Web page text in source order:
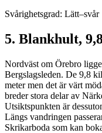
Svårighetsgrad: Lätt–svår
5. Blankhult,
Nordväst om Örebro
Bergslagsleden. De 9,8
meter men det är värt
breder stora delar av
Utsiktspunkten är
Längs vandringen
Skrikarboda som kan